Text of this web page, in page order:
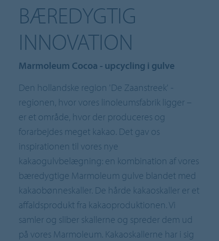
BÆREDYGTIG
INNOVATION
Marmoleum Cocoa - upcycling i gulve
Den hollandske region 'De Zaanstreek' -
regionen, hvor vores linoleumsfabrik ligger –
er et område, hvor der produceres og
forarbejdes meget kakao. Det gav os
inspirationen til vores nye
kakaogulvbelægning: en kombination af vores
bæredygtige Marmoleum gulve blandet med
kakaobønneskaller. De hårde kakaoskaller er et
affaldsprodukt fra kakaoproduktionen. Vi
samler og sliber skallerne og spreder dem ud
på vores Marmoleum. Kakaoskallerne har i sig